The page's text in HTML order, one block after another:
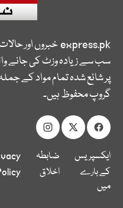
express.pkخبروں اور
سب سے زیادہ وزٹ کی جانے
پر شائع شدہ تمام مواد کے
گروپ محفوظ ہیں۔
ایکسپریس
کے بارے
میں
ضابطہ
اخلاق